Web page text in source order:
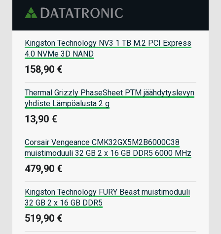
Kingston Technology NV3 1 TB M.2 PCI Express
4.0 NVMe 3D NAND
158,90 €
Thermal Grizzly PhaseSheet PTM jäähdytyslevyn
yhdiste Lämpöalusta 2 g
13,90 €
Corsair Vengeance CMK32GX5M2B6000C38
muistimoduuli 32 GB 2 x 16 GB DDR5 6000 MHz
479,90 €
Kingston Technology FURY Beast muistimoduuli
32 GB 2 x 16 GB DDR5
519,90 €